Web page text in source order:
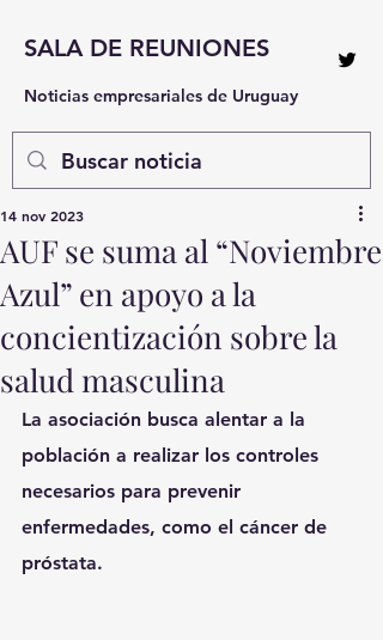
SALA DE REUNIONES
Noticias empresariales de Uruguay
AUF se suma al “Noviembre
Azul” en apoyo a la
concientización sobre la
salud masculina
14 nov 2023
La asociación busca alentar a la
población a realizar los controles
necesarios para prevenir
enfermedades, como el cáncer de
próstata.